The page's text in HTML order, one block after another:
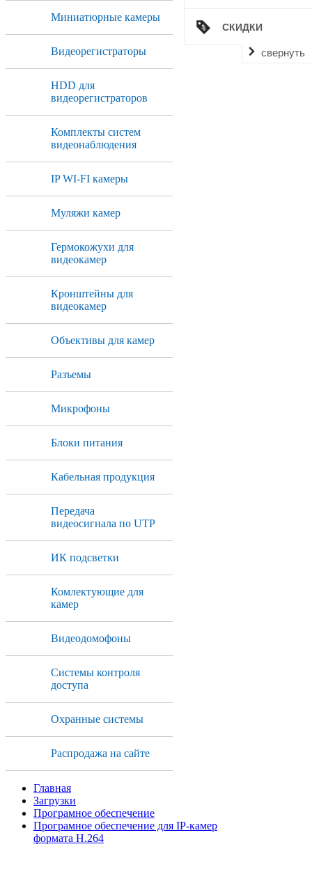
СКИДКИ
свернуть
Миниатюрные камеры
Видеорегистраторы
HDD для
видеорегистраторов
Комплекты систем
видеонаблюдения
IP WI-FI камеры
Муляжи камер
Гермокожухи для
видеокамер
Кронштейны для
видеокамер
Объективы для камер
Разъемы
Микрофоны
Блоки питания
Кабельная продукция
Передача
видеосигнала по UTP
ИК подсветки
Комлектующие для
камер
Видеодомофоны
Системы контроля
доступа
Охранные системы
Распродажа на сайте
Главная
Загрузки
Програмное обеспечение
Програмное обеспечение для IP-камер
формата H.264